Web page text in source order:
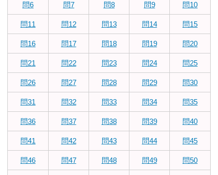
問6 問7 問8 問9 問10
問11 問12 問13 問14 問15
問16 問17 問18 問19 問20
問21 問22 問23 問24 問25
問26 問27 問28 問29 問30
問31 問32 問33 問34 問35
問36 問37 問38 問39 問40
問41 問42 問43 問44 問45
問46 問47 問48 問49 問50